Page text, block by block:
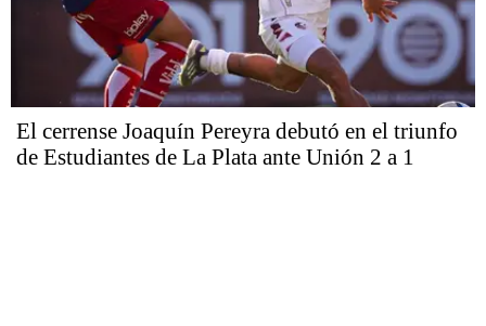
El cerrense Joaquín Pereyra debutó en el triunfo
de Estudiantes de La Plata ante Unión 2 a 1